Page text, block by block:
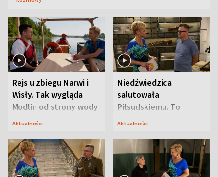
Rejs u zbiegu Narwi i
Wisły. Tak wygląda
Modlin od strony wody
Aktualności
Niedźwiedzica
salutowała
Piłsudskiemu. To
niejedyna tajemnica
Aktualności